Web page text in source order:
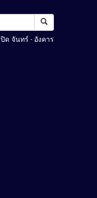
ปิด จันทร์ - อังคาร